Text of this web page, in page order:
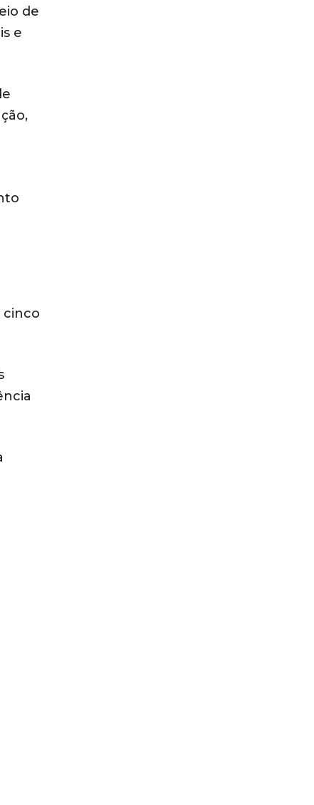
de
e
cinco